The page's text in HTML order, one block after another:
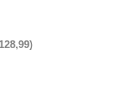
128,99)